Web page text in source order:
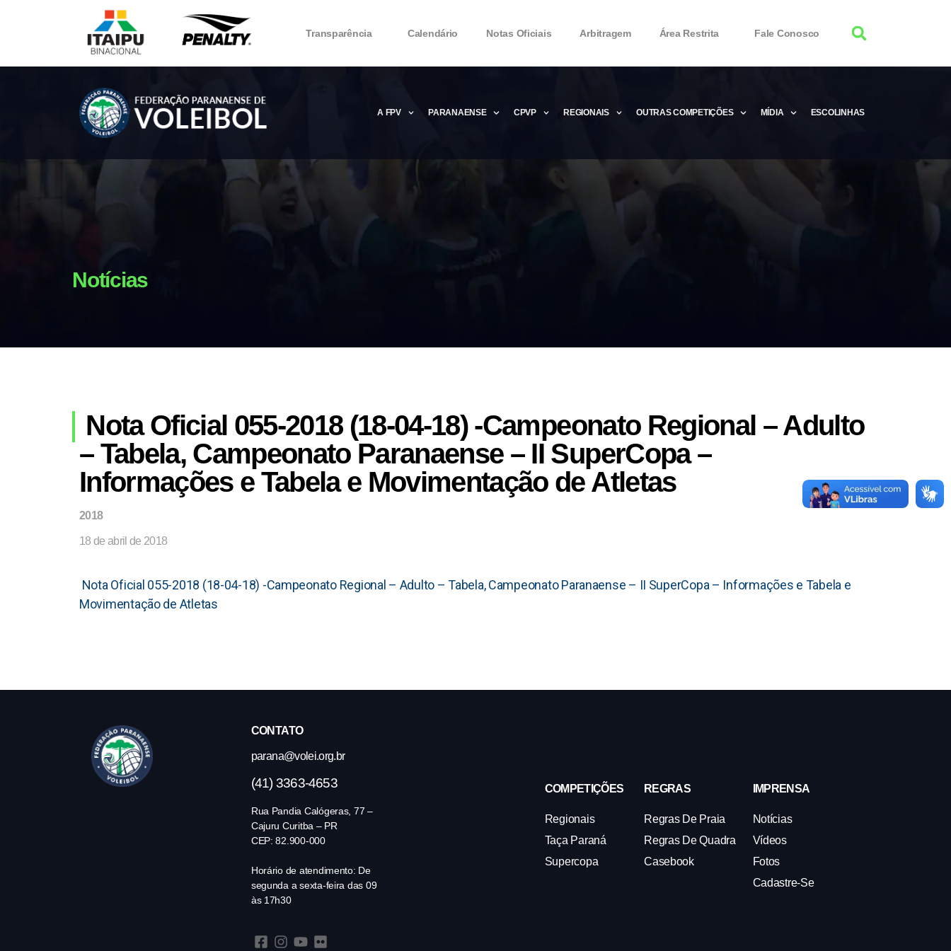
Transparência Calendário Notas Oficiais Arbitragem Área Restrita Fale Conosco
A FPV
Microsoft Office 2016 Product Key 2020 – Free Product Keys
PARANAENSE CPVP REGIONAIS OUTRAS COMPETIÇÕES MÍDIA ESCOLINHAS
Notícias
Nota Oficial 055-2018 (18-04-18) -Campeonato Regional – Adulto
– Tabela, Campeonato Paranaense – II SuperCopa –
Informações e Tabela e Movimentação de Atletas
2018
18 de abril de 2018
Nota Oficial 055-2018 (18-04-18) -Campeonato Regional – Adulto – Tabela, Campeonato Paranaense – II SuperCopa – Informações e Tabela e
Movimentação de Atletas
CONTATO
parana@volei.org.br
(41) 3363-4653
Rua Pandia Calógeras, 77 –
Cajuru Curitba – PR
CEP: 82.900-000
Horário de atendimento: De
segunda a sexta-feira das 09
às 17h30
COMPETIÇÕES
Regionais
Taça Paraná
Supercopa
REGRAS
Regras De Praia
Regras De Quadra
Casebook
IMPRENSA
Notícias
Vídeos
Fotos
Cadastre-Se